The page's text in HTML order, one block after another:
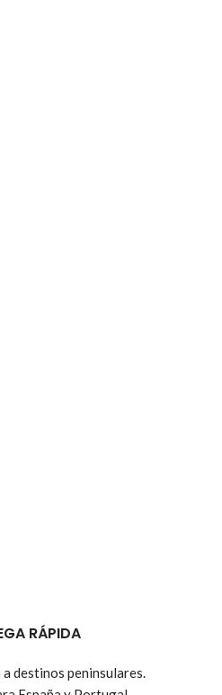
RÁPIDA
destinos peninsulares.